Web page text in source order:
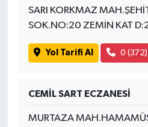
SARI KORKMAZ
SOK.NO:20 ZEMİN KAT
Yol Tarifi Al 0
CEMİL SART ECZANESİ
MURTAZA